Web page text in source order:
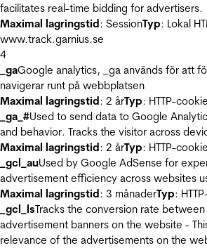
facilitates real-time bidding for advertisers.
Maximal lagringstid: SessionTyp: Lokal
www.track.garnius.se
4
_gaGoogle analytics, _ga används för att
navigerar runt på webbplatsen
Maximal lagringstid: 2 årTyp: HTTP-cookie
_ga_#Used to send data to Google
and behavior. Tracks the visitor across
Maximal lagringstid: 2 årTyp: HTTP-cookie
_gcl_auUsed by Google AdSense for
advertisement efficiency across websites
Maximal lagringstid: 3 månaderTyp:
_gcl_lsTracks the conversion rate
advertisement banners on the website -
relevance of the advertisements on the